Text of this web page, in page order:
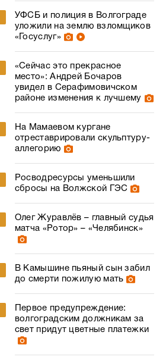
УФСБ и полиция в Волгограде
уложили на землю взломщиков
«Госуслуг»
«Сейчас это прекрасное
место»: Андрей Бочаров
увидел в Серафимовичском
районе изменения к лучшему
На Мамаевом кургане
отреставрировали скульптуру-
аллегорию
Росводресурсы уменьшили
сбросы на Волжской ГЭС
Олег Журавлёв – главный судья
матча «Ротор» – «Челябинск»
В Камышине пьяный сын забил
до смерти пожилую мать
Первое предупреждение:
волгоградским должникам за
свет придут цветные платежки